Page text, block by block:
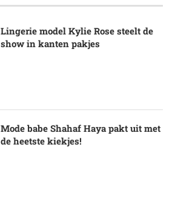
Lingerie model Kylie Rose steelt de
show in kanten pakjes
Mode babe Shahaf Haya pakt uit met
de heetste kiekjes!